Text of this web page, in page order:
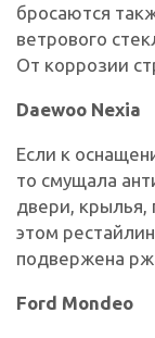
бросаются
ветрового
От коррозии
Daewoo Nexia
Если к
то смущала
двери, крылья,
этом
подвержена
Ford Mondeo